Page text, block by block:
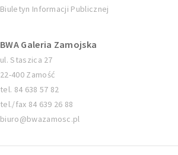
Biuletyn Informacji Publicznej
BWA Galeria Zamojska
ul. Staszica 27
22-400 Zamość
tel. 84 638 57 82
tel./fax 84 639 26 88
biuro@bwazamosc.pl